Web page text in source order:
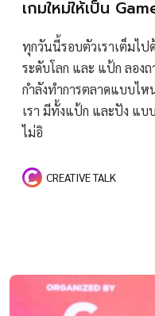
เกมใหม่ให้เป็น
ทุกวันนี้รอบตัวเราเต็มไ
ระดับโลก และ แป้ก ลอง
กำลังทำการตลาดแบบไ
เรา มีทั้งแป้ก และปัง แ
ไม่อิ
CREATIVE TALK